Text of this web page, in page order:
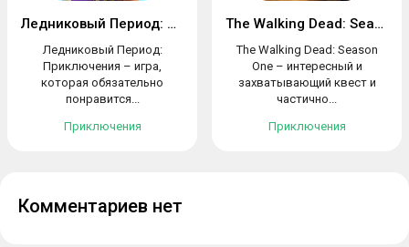
Ледниковый Период: Приключения
Ледниковый Период:
Приключения – игра,
которая обязательно
понравится...
Приключения
The Walking Dead: Season One
The Walking Dead: Season
One – интересный и
захватывающий квест и
частично...
Приключения
Комментариев нет